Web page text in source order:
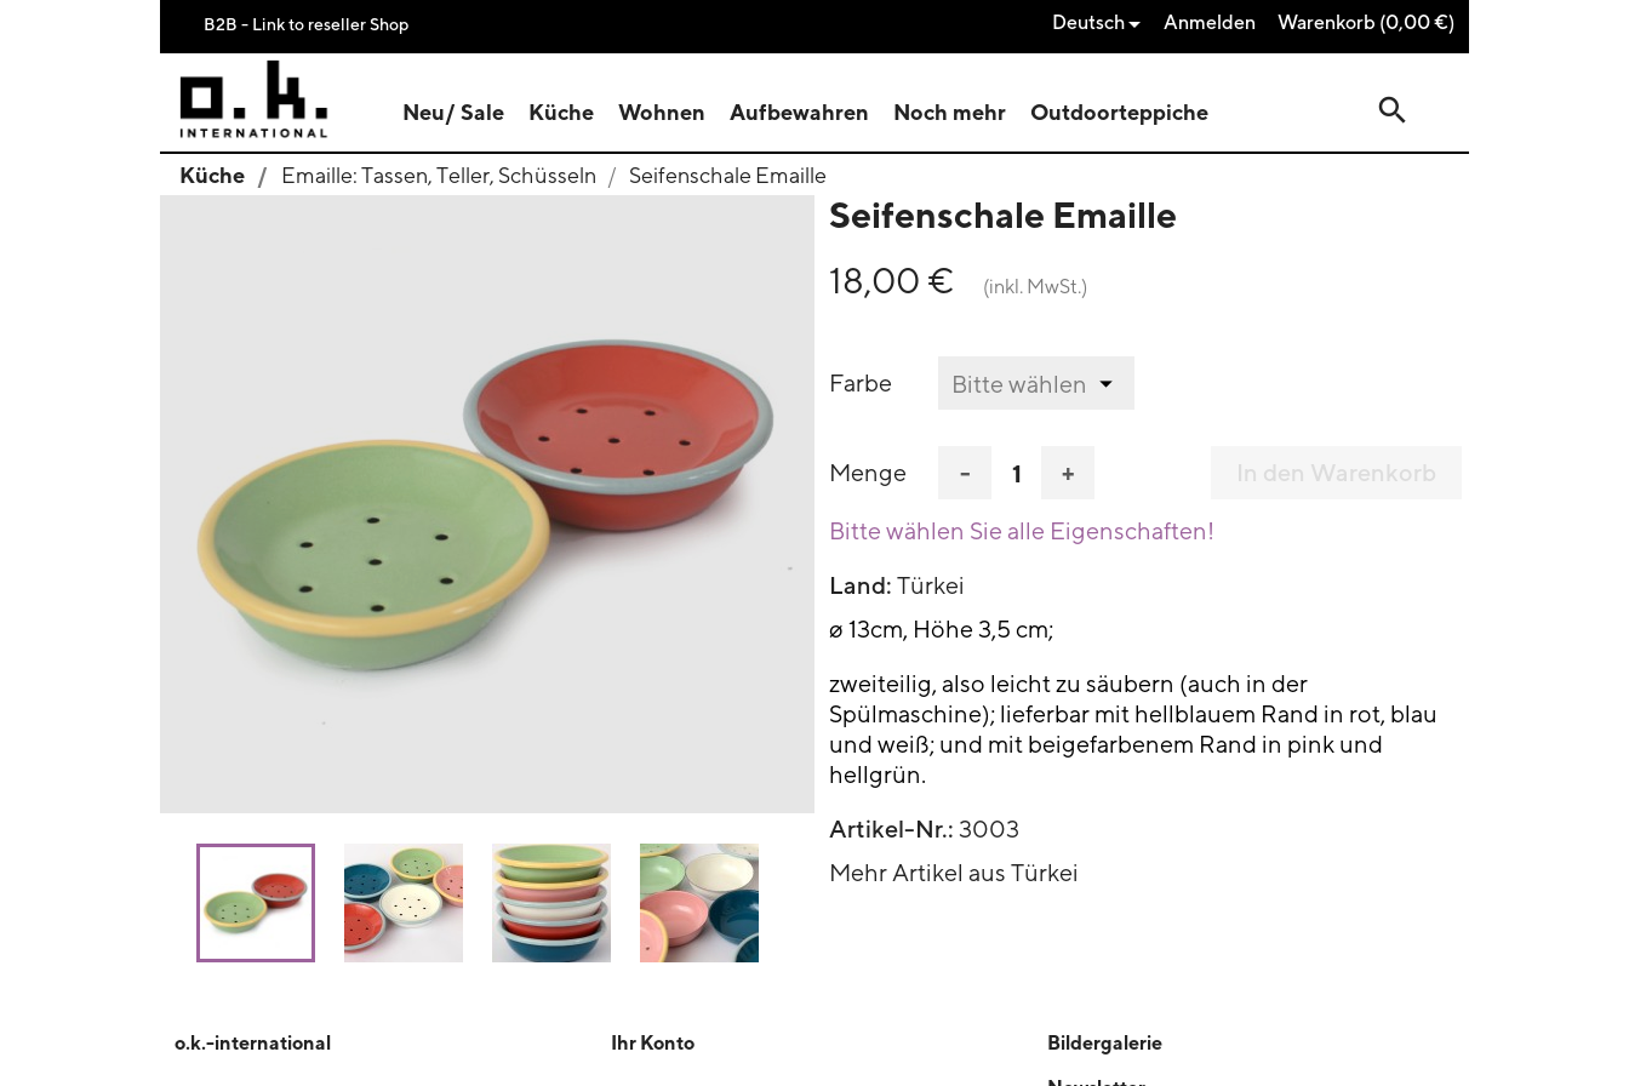
B2B - Link to reseller Shop Deutsch Anmelden Warenkorb (0,00 €)
Neu/ Sale Küche Wohnen Aufbewahren Noch mehr Outdoorteppiche search
Küche Emaille: Tassen, Teller, Schüsseln Seifenschale Emaille
search
Seifenschale Emaille
18,00 €
(inkl. MwSt.)
Farbe
Menge - + In den Warenkorb
Bitte wählen Sie alle Eigenschaften!
Land: Türkei
ø 13cm, Höhe 3,5 cm;
zweiteilig, also leicht zu säubern (auch in der
Spülmaschine); lieferbar mit hellblauem Rand in rot, blau
und weiß; und mit beigefarbenem Rand in pink und
hellgrün.
Artikel-Nr.: 3003
Mehr Artikel aus Türkei
o.k.-international Ihr Konto
Bildergalerie